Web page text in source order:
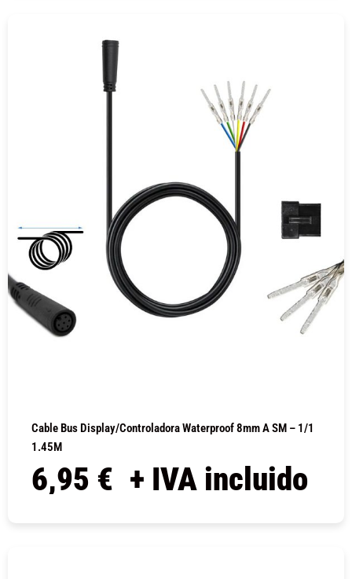
Cable Bus Display/controladora Waterproof 8mm A SM – 1/1
1.45M
6,95 € + IVA incluido